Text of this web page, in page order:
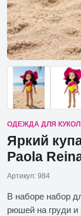
ОДЕЖДА ДЛЯ КУКОЛ
Яркий
Paola
Артикул: 984
В наборе набор
рюшей на груди и